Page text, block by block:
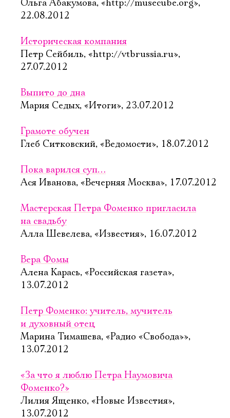
Ольга Абакумова, «http://musecube.org»,
22.08.2012
Историческая компания
Петр Сейбиль, «http://vtbrussia.ru»,
27.07.2012
Выпито до дна
Мария Седых, «Итоги», 23.07.2012
Грамоте обучен
Глеб Ситковский, «Ведомости», 18.07.2012
Пока варился суп…
Ася Иванова, «Вечерняя Москва», 17.07.2012
Мастерская Петра Фоменко пригласила
на свадьбу
Алла Шевелева, «Известия», 16.07.2012
Вера Фомы
Алена Карась, «Российская газета»,
13.07.2012
Петр Фоменко: учитель, мучитель
и духовный отец
Марина Тимашева, «Радио «Свобода»»,
13.07.2012
«За что я люблю Петра Наумовича
Фоменко?»
Лилия Ященко, «Новые Известия»,
13.07.2012